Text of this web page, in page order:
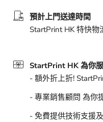
預計上門送達時間
StartPrint HK 特快物
StartPrint HK 為你
- 額外折上折!
- 專業銷售顧問 為你
- 免費提供技術支援